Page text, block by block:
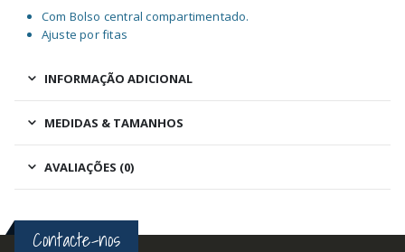
Com Bolso central compartimentado.
Ajuste por fitas
INFORMAÇÃO ADICIONAL
MEDIDAS & TAMANHOS
AVALIAÇÕES (0)
Contacte-nos